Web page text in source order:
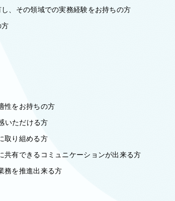
、その領域での実務経験をお持ちの方
性をお持ちの方
いただける方
取り組める方
共有できるコミュニケーションが出来る方
務を推進出来る方